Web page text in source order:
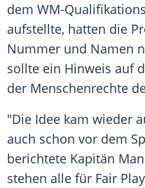
dem WM-
aufstellte, hatten die
Nummer und Namen
sollte ein Hinweis auf
der Menschenrechte
"Die Idee kam wieder
auch schon vor dem
berichtete Kapitän
stehen alle für Fair